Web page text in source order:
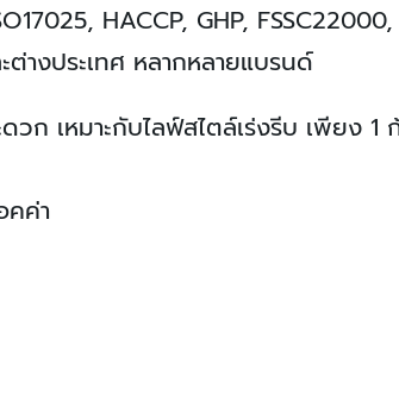
HACCP, GHP,
างประเทศ หลากหลายแบรนด์
ก เหมาะกับไลฟ์สไตล์เร่งรีบ เพียง 1
คค่า